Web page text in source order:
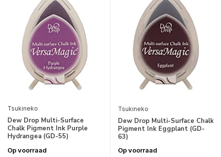
Tsukineko
Dew Drop Multi-Surface
Chalk Pigment Ink Purple
Hydrangea (GD-55)
Op voorraad
Tsukineko
Dew Drop Multi-Surface Chalk
Pigment Ink Eggplant (GD-
63)
Op voorraad